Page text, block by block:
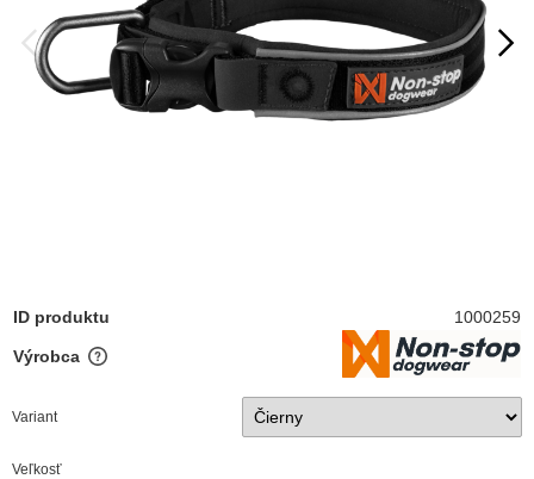
ID produktu 1000259
Výrobca
Variant
Veľkosť